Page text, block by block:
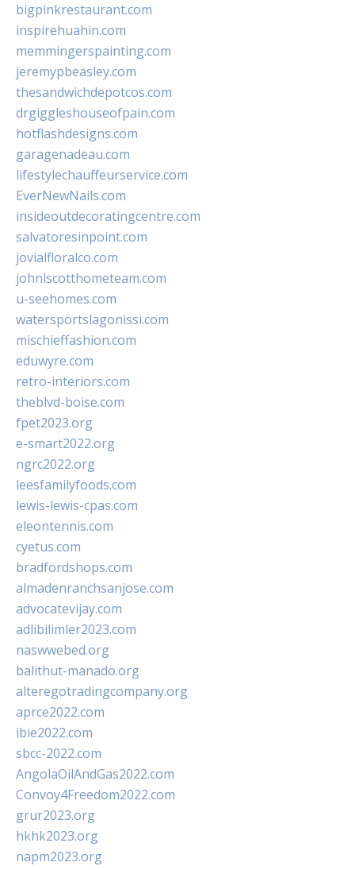
bigpinkrestaurant.com
inspirehuahin.com
memmingerspainting.com
jeremypbeasley.com
thesandwichdepotcos.com
drgiggleshouseofpain.com
hotflashdesigns.com
garagenadeau.com
lifestylechauffeurservice.com
EverNewNails.com
insideoutdecoratingcentre.com
salvatoresinpoint.com
jovialfloralco.com
johnlscotthometeam.com
u-seehomes.com
watersportslagonissi.com
mischieffashion.com
eduwyre.com
retro-interiors.com
theblvd-boise.com
fpet2023.org
e-smart2022.org
ngrc2022.org
leesfamilyfoods.com
lewis-lewis-cpas.com
eleontennis.com
cyetus.com
bradfordshops.com
almadenranchsanjose.com
advocatevijay.com
adlibilimler2023.com
naswwebed.org
balithut-manado.org
alteregotradingcompany.org
aprce2022.com
ibie2022.com
sbcc-2022.com
AngolaOilAndGas2022.com
Convoy4Freedom2022.com
grur2023.org
hkhk2023.org
napm2023.org